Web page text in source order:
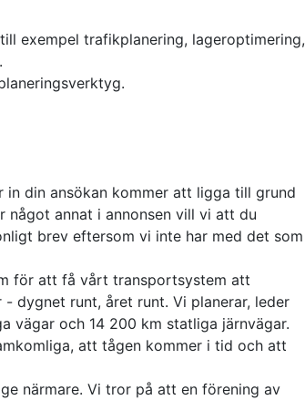
exempel trafikplanering, lageroptimering,
din ansökan kommer att ligga till grund
annat i annonsen vill vi att du
brev eftersom vi inte har med det som
för att få vårt transportsystem att
dygnet runt, året runt. Vi planerar, leder
vägar och 14 200 km statliga järnvägar.
att tågen kommer i tid och att
närmare. Vi tror på att en förening av